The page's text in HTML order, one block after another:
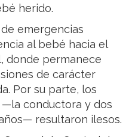
herido.
emergencias
al bebé hacia el
donde permanece
de carácter
Por su parte, los
conductora y dos
resultaron ilesos.